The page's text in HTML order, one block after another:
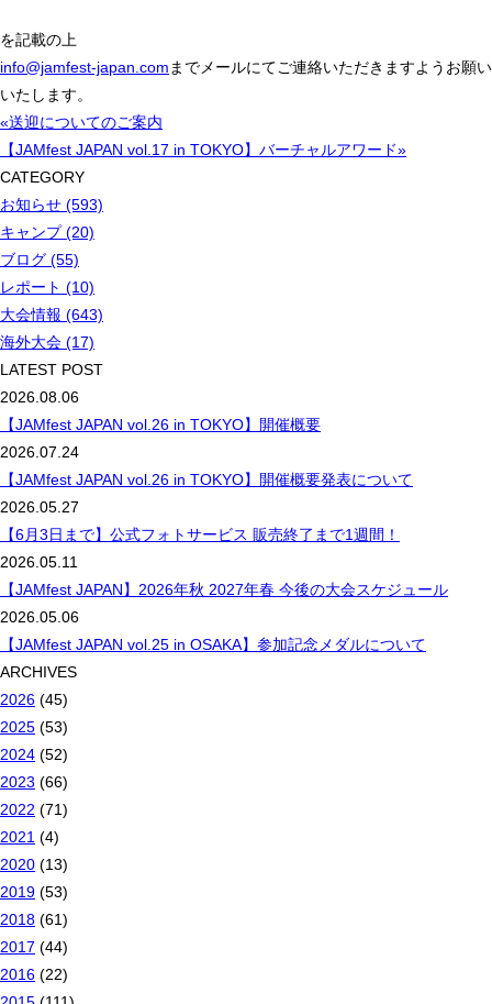
を記載の上
info@jamfest-japan.com までメールにてご連絡いただきますようお願い
いたします。
«送迎についてのご案内
【JAMfest JAPAN vol.17 in TOKYO】バーチャルアワード»
CATEGORY
お知らせ (593)
キャンプ (20)
ブログ (55)
レポート (10)
大会情報 (643)
海外大会 (17)
LATEST POST
2026.08.06
【JAMfest JAPAN vol.26 in TOKYO】開催概要
2026.07.24
【JAMfest JAPAN vol.26 in TOKYO】開催概要発表について
2026.05.27
【6月3日まで】公式フォトサービス 販売終了まで1週間！
2026.05.11
【JAMfest JAPAN】2026年秋 2027年春 今後の大会スケジュール
2026.05.06
【JAMfest JAPAN vol.25 in OSAKA】参加記念メダルについて
ARCHIVES
2026 (45)
2025 (53)
2024 (52)
2023 (66)
2022 (71)
2021 (4)
2020 (13)
2019 (53)
2018 (61)
2017 (44)
2016 (22)